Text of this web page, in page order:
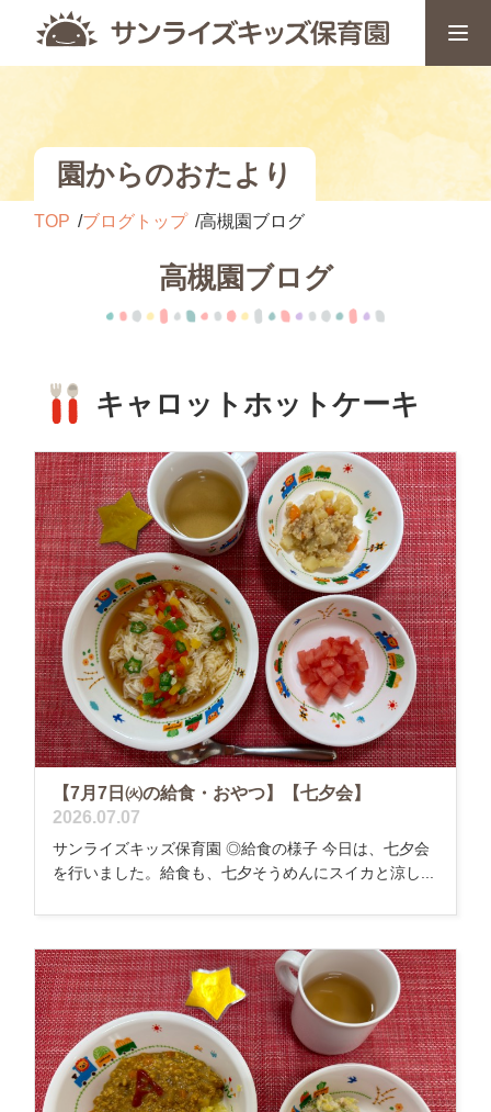
園からのおたより
TOP ブログトップ 高槻園ブログ
高槻園ブログ
キャロットホットケーキ
【7月7日㈫の給食・おやつ】【七夕会】
2026.07.07
サンライズキッズ保育園 ◎給食の様子 今日は、七夕会
を行いました。給食も、七夕そうめんにスイカと涼し...